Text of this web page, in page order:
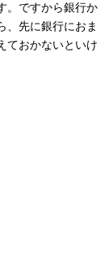
。ですから銀行か
、先に銀行におま
ておかないといけ